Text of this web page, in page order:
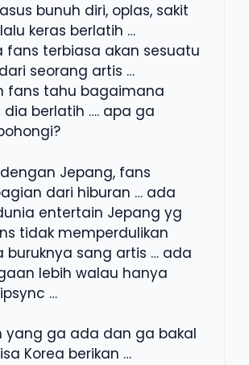
bunuh diri, oplas, sakit
keras berlatih …
fans terbiasa akan sesuatu
seorang artis …
fans tahu bagaimana
dia berlatih …. apa ga
Jepang, fans
dari hiburan … ada
entertain Jepang yg
tidak memperdulikan
buruknya sang artis … ada
lebih walau hanya
…
yang ga ada dan ga bakal
Korea berikan …